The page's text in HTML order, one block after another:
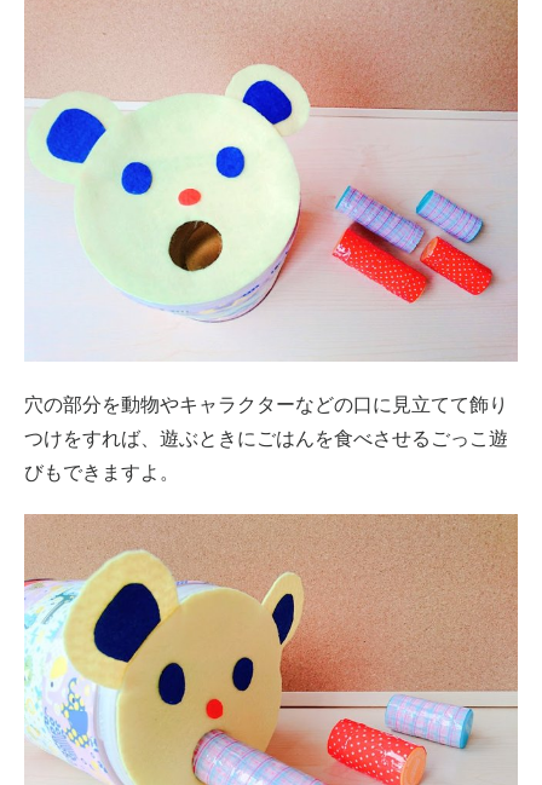
穴の部分を動物やキャラクターなどの口に見立てて飾り
つけをすれば、遊ぶときにごはんを食べさせるごっこ遊
びもできますよ。